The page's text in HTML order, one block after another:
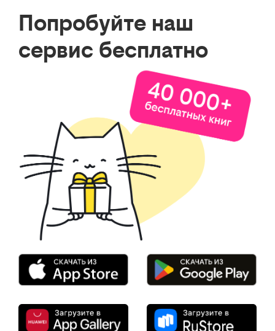
Попробуйте наш
сервис бесплатно